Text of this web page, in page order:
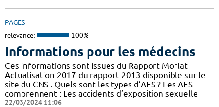
PAGES
relevance: 100%
Informations pour les médecins
Ces informations sont issues du Rapport Morlat
Actualisation 2017 du rapport 2013 disponible sur le
site du CNS . Quels sont les types d’AES ? Les AES
comprennent : Les accidents d’exposition sexuelle
22/03/2024 11:06